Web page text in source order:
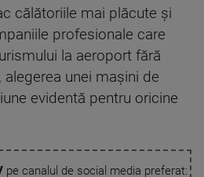
călătoriile mai plăcute și
profesionale care
la aeroport fără
unei mașini de
evidentă pentru oricine
pe canalul de social media preferat: